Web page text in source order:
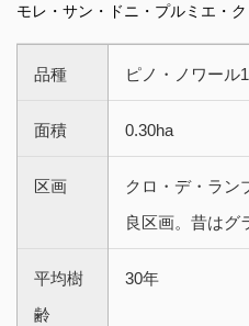
モレ・サン・ドニ・プルミエ・
品種 ピノ・ノワール
面積 0.30ha
区画
クロ・デ・ラン
良区画。昔はグ
平均樹
齢
30年